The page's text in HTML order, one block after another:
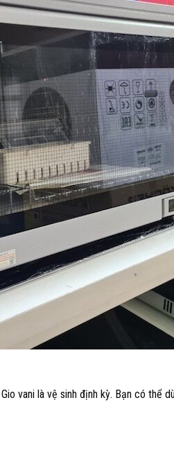
vani là vệ sinh định kỳ. Bạn có thể